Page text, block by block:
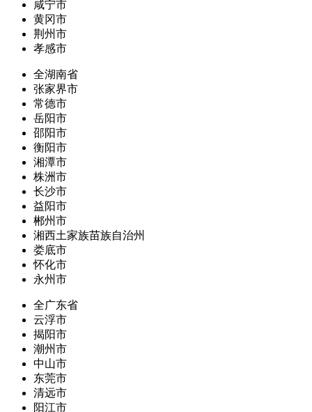
咸宁市
黄冈市
荆州市
孝感市
全湖南省
张家界市
常德市
岳阳市
邵阳市
衡阳市
湘潭市
株洲市
长沙市
益阳市
郴州市
湘西土家族苗族自治州
娄底市
怀化市
永州市
全广东省
云浮市
揭阳市
潮州市
中山市
东莞市
清远市
阳江市